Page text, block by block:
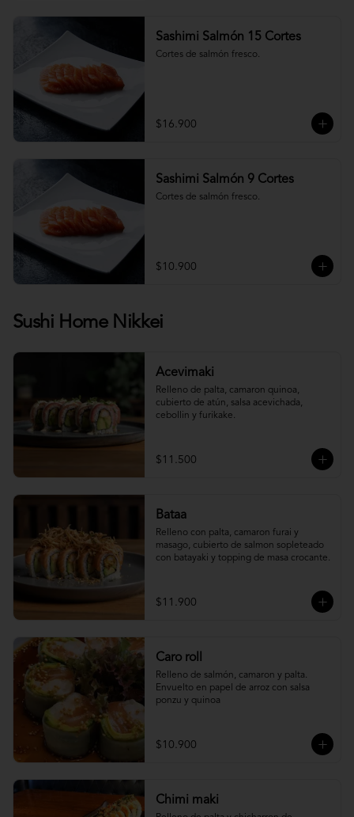
Sashimi Salmón 15 Cortes
Cortes de salmón fresco.
$16.900
Sashimi Salmón 9 Cortes
Cortes de salmón fresco.
$10.900
Sushi Home Nikkei
Acevimaki
Relleno de palta, camaron quinoa,
cubierto de atún, salsa acevichada,
cebollin y furikake.
$11.500
Bataa
Relleno con palta, camaron furai y
masago, cubierto de salmon sopleteado
con batayaki y topping de masa crocante.
$11.900
Caro roll
Relleno de salmón, camaron y palta.
Envuelto en papel de arroz con salsa
ponzu y quinoa
$10.900
Chimi maki